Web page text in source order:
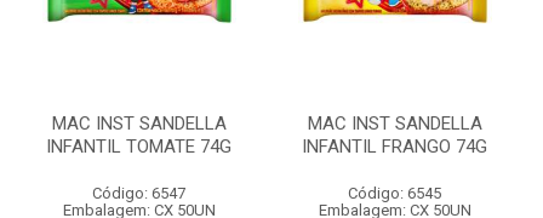
MAC INST SANDELLA
INFANTIL TOMATE 74G
Código: 6547
Embalagem: CX 50UN
MAC INST SANDELLA
INFANTIL FRANGO 74G
Código: 6545
Embalagem: CX 50UN